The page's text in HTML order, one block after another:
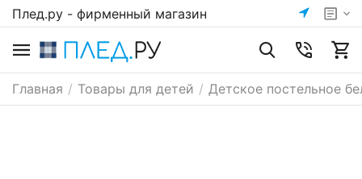
Плед.ру - фирменный магазин
Главная / Товары для детей / Детское постельное